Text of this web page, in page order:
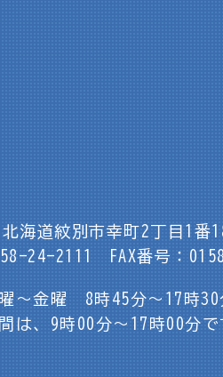
北海道紋別市幸町2丁目1番
24-2111
FAX番号：
～金曜 8時45分～17時30
は、9時00分～17時00分で